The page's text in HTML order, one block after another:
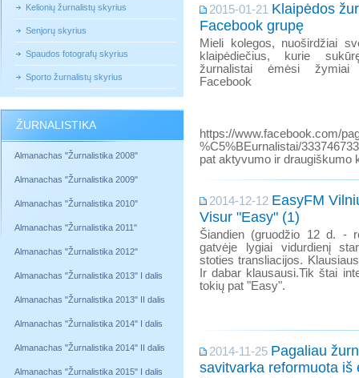
Kelionių žurnalistų skyrius
Senjorų skyrius
Spaudos fotografų skyrius
Sporto žurnalistų skyrius
ŽURNALISTIKA
Almanachas "Žurnalistika 2008"
Almanachas "Žurnalistika 2009"
Almanachas "Žurnalistika 2010"
Almanachas "Žurnalistika 2011"
Almanachas "Žurnalistika 2012"
Almanachas "Žurnalistika 2013" I dalis
Almanachas "Žurnalistika 2013" II dalis
Almanachas "Žurnalistika 2014" I dalis
Almanachas "Žurnalistika 2014" II dalis
Almanachas "Žurnalistika 2015" I dalis
2015-01-21 Klaipėdos
Facebook grupę
Mieli kolegos, nuoširdžiai
klaipėdiečius, kurie
žurnalistai ėmėsi žymiai
https://www.facebook.com/
%C5%BEurnalistai/
pat aktyvumo ir draugiškumo
2014-12-12 EasyFM
Visur "Easy" (1)
Šiandien (gruodžio 12 d. -
gatvėje lygiai vidurdienį
stoties transliacijos.
Ir dabar klausausi.Tik štai
tokių pat "Easy".
2014-11-25 Pagaliau
savitvarka reformuota iš